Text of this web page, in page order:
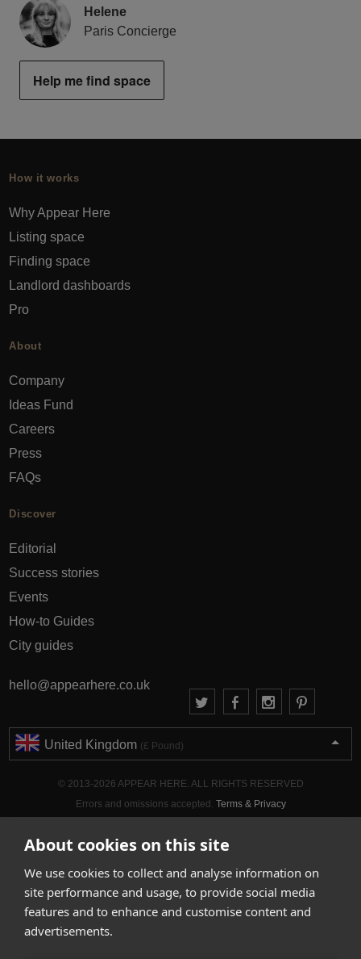
About cookies on this site
We use cookies to collect and analyse information on
site performance and usage, to provide social media
features and to enhance and customise content and
advertisements.
Helene
Paris Concierge
Help me find space
How it works
Why Appear Here
Listing space
Finding space
Landlord dashboards
Pro
About
Company
Ideas Fund
Careers
Press
FAQs
Discover
Editorial
Success stories
Events
How-to Guides
City guides
hello@appearhere.co.uk
United Kingdom (£ Pound)
© 2013-2026 APPEAR HERE. ALL RIGHTS RESERVED
Errors and omissions accepted. Terms & Privacy